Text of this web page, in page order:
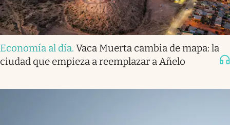
Economía al día. Vaca Muerta cambia de mapa: la
ciudad que empieza a reemplazar a Añelo